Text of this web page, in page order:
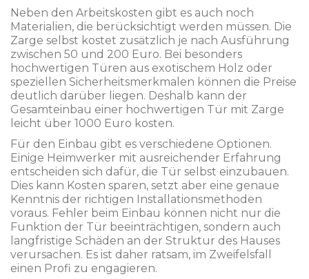
Neben den Arbeitskosten gibt es auch noch
Materialien, die berücksichtigt werden müssen. Die
Zarge selbst kostet zusätzlich je nach Ausführung
zwischen 50 und 200 Euro. Bei besonders
hochwertigen Türen aus exotischem Holz oder
speziellen Sicherheitsmerkmalen können die Preise
deutlich darüber liegen. Deshalb kann der
Gesamteinbau einer hochwertigen Tür mit Zarge
leicht über 1000 Euro kosten.
Für den Einbau gibt es verschiedene Optionen.
Einige Heimwerker mit ausreichender Erfahrung
entscheiden sich dafür, die Tür selbst einzubauen.
Dies kann Kosten sparen, setzt aber eine genaue
Kenntnis der richtigen Installationsmethoden
voraus. Fehler beim Einbau können nicht nur die
Funktion der Tür beeinträchtigen, sondern auch
langfristige Schäden an der Struktur des Hauses
verursachen. Es ist daher ratsam, im Zweifelsfall
einen Profi zu engagieren.